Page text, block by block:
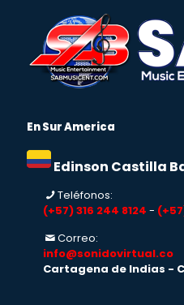
En Sur America
Edinson Castilla
Teléfonos:
(+57) 316 244 8124 -
Correo:
info@sonidovirtual.co
Cartagena de Indias -